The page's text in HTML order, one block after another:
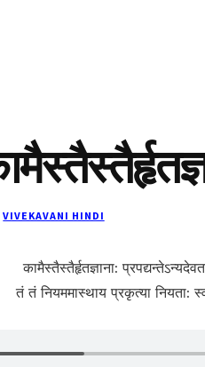
VIVEKAVANI HINDI
कामैस्तैस्तैर्हृतज्ञाना:
तं तं नियममास्थाय प्रकृत्या नियता: